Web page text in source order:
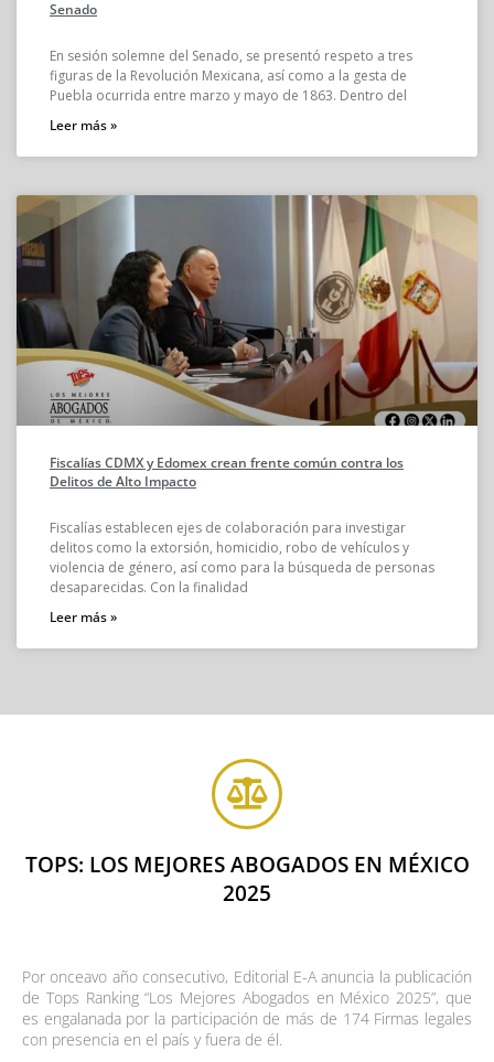
Senado
En sesión solemne del Senado, se presentó respeto a tres
figuras de la Revolución Mexicana, así como a la gesta de
Puebla ocurrida entre marzo y mayo de 1863. Dentro del
Leer más »
Fiscalías CDMX y Edomex crean frente común contra los
Delitos de Alto Impacto
Fiscalías establecen ejes de colaboración para investigar
delitos como la extorsión, homicidio, robo de vehículos y
violencia de género, así como para la búsqueda de personas
desaparecidas. Con la finalidad
Leer más »
TOPS: LOS MEJORES ABOGADOS EN MÉXICO
2025
Por onceavo año consecutivo, Editorial E-A anuncia la publicación
de Tops Ranking “Los Mejores Abogados en México 2025”, que
es engalanada por la participación de más de 174 Firmas legales
con presencia en el país y fuera de él.